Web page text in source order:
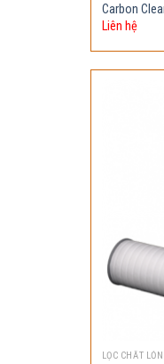
Carbon
Liên hệ
LỌC CHẤT